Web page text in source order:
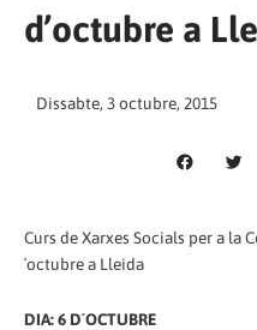
d’octubre a
Dissabte, 3 octubre, 2015
Curs de Xarxes Socials per a la
´octubre a Lleida
DIA: 6 D´OCTUBRE